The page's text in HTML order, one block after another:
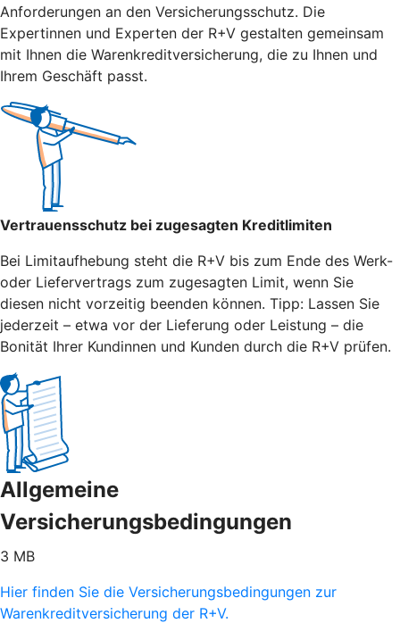
Anforderungen an den Versicherungsschutz. Die
Expertinnen und Experten der R+V gestalten gemeinsam
mit Ihnen die Warenkreditversicherung, die zu Ihnen und
Ihrem Geschäft passt.
Vertrauensschutz bei zugesagten Kreditlimiten
Bei Limitaufhebung steht die R+V bis zum Ende des Werk-
oder Liefervertrags zum zugesagten Limit, wenn Sie
diesen nicht vorzeitig beenden können. Tipp: Lassen Sie
jederzeit – etwa vor der Lieferung oder Leistung – die
Bonität Ihrer Kundinnen und Kunden durch die R+V prüfen.
Allgemeine
Versicherungsbedingungen
3 MB
Hier finden Sie die Versicherungsbedingungen zur
Warenkreditversicherung der R+V.